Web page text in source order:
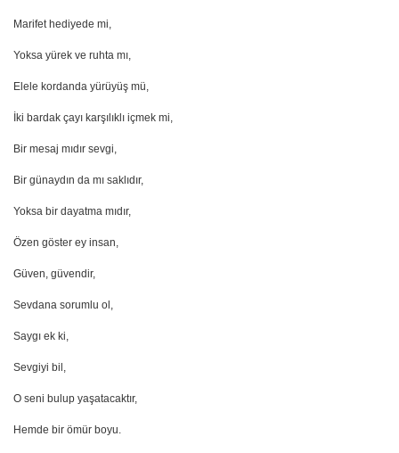
Marifet hediyede mi,
Yoksa yürek ve ruhta mı,
Elele kordanda yürüyüş mü,
İki bardak çayı karşılıklı içmek mi,
Bir mesaj mıdır sevgi,
Bir günaydın da mı saklıdır,
Yoksa bir dayatma mıdır,
Özen göster ey insan,
Güven, güvendir,
Sevdana sorumlu ol,
Saygı ek ki,
Sevgiyi bil,
O seni bulup yaşatacaktır,
Hemde bir ömür boyu.